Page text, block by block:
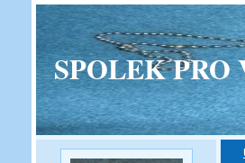
SPOLEK PRO